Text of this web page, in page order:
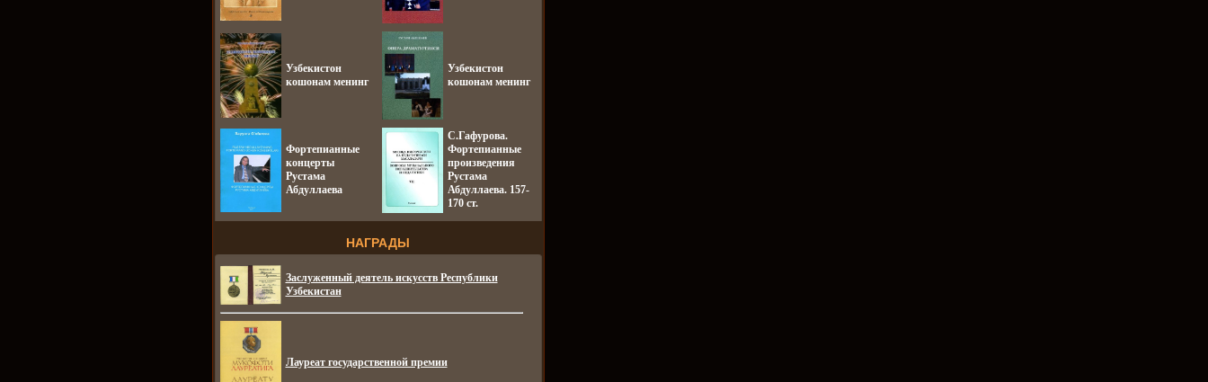
Узбекистон
кошонам менинг
Узбекистон
кошонам менинг
Фортепианные
концерты
Рустама
Абдуллаева
С.Гафурова.
Фортепианные
произведения
Рустама
Абдуллаева. 157-
170 ст.
НАГРАДЫ
Заслуженный деятель искусств Республики
Узбекистан
Лауреат государственной премии